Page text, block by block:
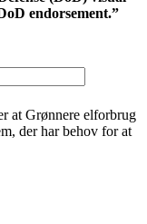
endorsement.”
at Grønnere elforbrug
der har behov for at